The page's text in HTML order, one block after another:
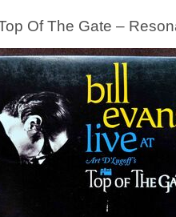
Of The Gate –